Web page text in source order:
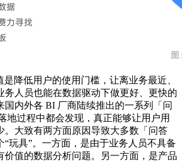
降低用户的使用门槛，让离业务最近、
务人员也能在数据驱动下做更好、更快的
国内外各 BI 厂商陆续推出的一系列「问
地过程中都会发现，真正能够让用户用
。大致有两方面原因导致大多数「问答
玩具”。一方面，是由于业务人员不具备
价值的数据分析问题。另一方面，是产品